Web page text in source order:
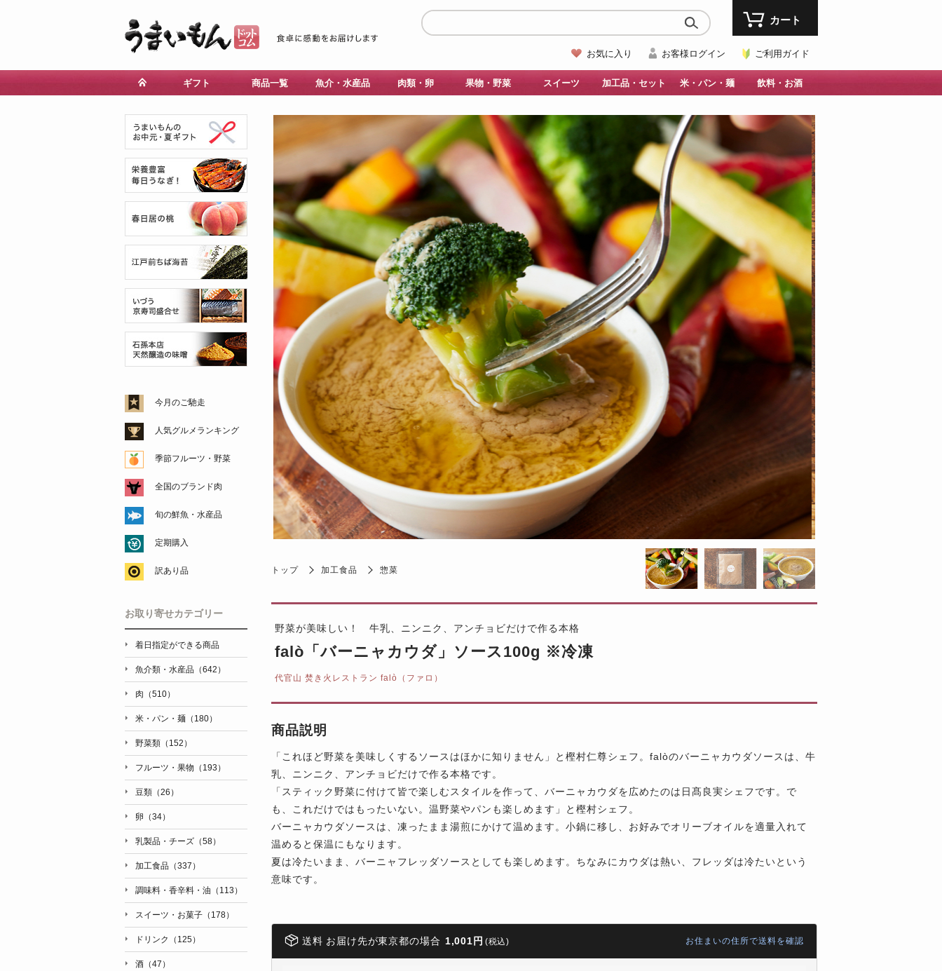
お気に入り お客様ログイン ご利用ガイド
カート
ギフト 商品一覧 魚介・水産品 肉類・卵 果物・野菜 スイーツ 加工品・セット 米・パン・麺 飲料・お酒
トップ 加工食品 惣菜
野菜が美味しい！ 牛乳、ニンニク、アンチョビだけで作る本格
falò「バーニャカウダ」ソース100g ※冷凍
代官山 焚き火レストラン falò（ファロ）
商品説明
「これほど野菜を美味しくするソースはほかに知りません」と樫村仁尊シェフ。falòのバーニャカウダソースは、牛
乳、ニンニク、アンチョビだけで作る本格です。
「スティック野菜に付けて皆で楽しむスタイルを作って、バーニャカウダを広めたのは日髙良実シェフです。で
も、これだけではもったいない。温野菜やパンも楽しめます」と樫村シェフ。
バーニャカウダソースは、凍ったまま湯煎にかけて温めます。小鍋に移し、お好みでオリーブオイルを適量入れて
温めると保温にもなります。
夏は冷たいまま、バーニャフレッダソースとしても楽しめます。ちなみにカウダは熱い、フレッダは冷たいという
意味です。
送料 お届け先が東京都の場合 1,001円 (税込) お住まいの住所で送料を確認
今月のご馳走
人気グルメランキング
季節フルーツ・野菜
全国のブランド肉
旬の鮮魚・水産品
定期購入
訳あり品
お取り寄せカテゴリー
着日指定ができる商品
魚介類・水産品（642）
肉（510）
米・パン・麺（180）
野菜類（152）
フルーツ・果物（193）
豆類（26）
卵（34）
乳製品・チーズ（58）
加工食品（337）
調味料・香辛料・油（113）
スイーツ・お菓子（178）
ドリンク（125）
酒（47）